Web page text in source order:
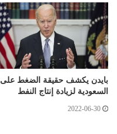
بايدن يكشف حقيقة الضغط على
السعودية لزيادة إنتاج النفط
2022-06-30